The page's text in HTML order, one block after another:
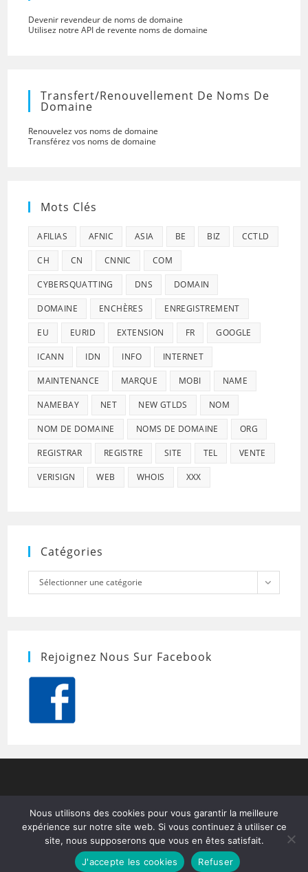
Devenir revendeur de noms de domaine
Utilisez notre API de revente noms de domaine
Transfert/renouvellement De Noms De
Domaine
Renouvelez vos noms de domaine
Transférez vos noms de domaine
Mots Clés
AFILIAS AFNIC ASIA BE BIZ CCTLD
CH CN CNNIC COM
CYBERSQUATTING DNS DOMAIN
DOMAINE ENCHÈRES ENREGISTREMENT
EU EURID EXTENSION FR GOOGLE
ICANN IDN INFO INTERNET
MAINTENANCE MARQUE MOBI NAME
NAMEBAY NET NEW GTLDS NOM
NOM DE DOMAINE NOMS DE DOMAINE ORG
REGISTRAR REGISTRE SITE TEL VENTE
VERISIGN WEB WHOIS XXX
Catégories
Catégories
Sélectionner une catégorie
Rejoignez Nous Sur Facebook
Nous utilisons des cookies pour vous garantir la meilleure
expérience sur notre site web. Si vous continuez à utiliser ce
site, nous supposerons que vous en êtes satisfait.
J'accepte les cookies
Refuser